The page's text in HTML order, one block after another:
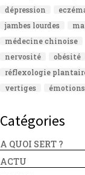
dépression
jambes lourdes
médecine chinoise
nervosité
obésité
réflexologie
vertiges
émotions
Catégories
A QUOI SERT ?
ACTU